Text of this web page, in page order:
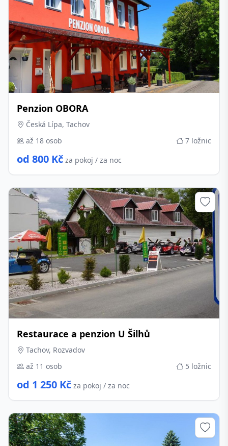
Penzion OBORA
Česká Lípa, Tachov
až 18 osob
7 ložnic
od 800 Kč za pokoj / za noc
Restaurace a penzion U Šilhů
Tachov, Rozvadov
až 11 osob
5 ložnic
od 1 250 Kč za pokoj / za noc